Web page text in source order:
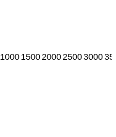
1000 1500200025003000